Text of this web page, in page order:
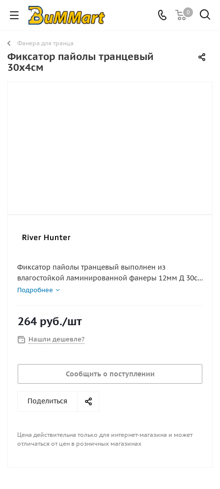
0
Фанера для транца
Фиксатор пайолы транцевый
30х4см
Фиксатор пайолы транцевый выполнен из
влагостойкой ламинированной фанеры 12мм Д 30см
Ш 4см
Подробнее
264 руб./шт
Нашли дешевле?
Сообщить о поступлении
Поделиться
Цена действительна только для интернет-магазина и может
отличаться от цен в розничных магазинах